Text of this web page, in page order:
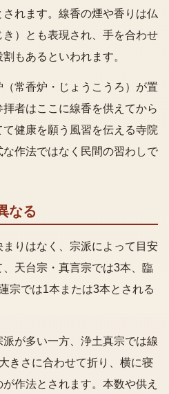
れます。線香の煙や香りは仏
）とも表現され、手を合わせ
もあるといわれます。
常香炉・じょうこうろ）が置
者はここに線香を供えてから
健康を願う風習を伝える寺院
作法ではなく民間の習わしで
なる
りはなく、宗派によって目安
天台宗・真言宗では3本、臨
宗では1本または3本とされる
が多い一方、浄土真宗では線
きさに合わせて折り、横に寝
作法とされます。本数や供え